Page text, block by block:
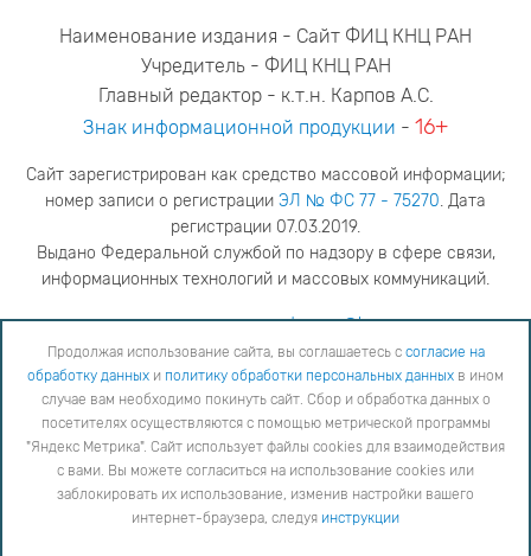
Наименование издания - Сайт ФИЦ КНЦ РАН
Учредитель - ФИЦ КНЦ РАН
Главный редактор - к.т.н. Карпов А.С.
Знак информационной продукции - 16+
Сайт зарегистрирован как средство массовой информации;
номер записи о регистрации ЭЛ № ФС 77 - 75270. Дата
регистрации 07.03.2019.
Выдано Федеральной службой по надзору в сфере связи,
информационных технологий и массовых коммуникаций.
адрес редакцииya.stogova@ksc.ru
телефон редакции81555-79-516
Продолжая использование сайта, вы соглашаетесь с согласие на обработку данных
обработки персональных данных
в ином случае вам необходимо покинуть сайт. Сбор и обработка
данных о посетителях осуществляются с помощью метрической программы "Яндекс Метрика".
Сайт использует файлы cookies для взаимодействия с вами. Вы можете согласиться на
использование cookies или заблокировать их использование, изменив настройки вашего интернет-
Продолжая использование сайта, вы соглашаетесь с согласие на
обработку данных и политику обработки персональных данных в ином
случае вам необходимо покинуть сайт. Сбор и обработка данных о
посетителях осуществляются с помощью метрической программы
"Яндекс Метрика". Сайт использует файлы cookies для взаимодействия
с вами. Вы можете согласиться на использование cookies или
заблокировать их использование, изменив настройки вашего
интернет-браузера, следуя инструкции